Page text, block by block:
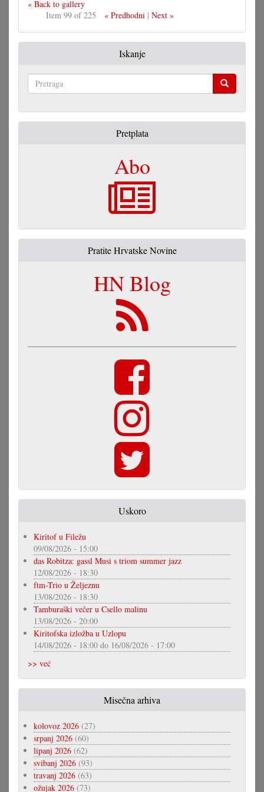
« Back to gallery
Item 99 of 225
« Predhodni| Next »
Iskanje
Pretplata
Abo
Pratite Hrvatske Novine
HN Blog
Uskoro
Kiritof u Filežu
09/08/2026 - 15:00
das Robitza: gassl Musi s triom summer jazz
12/08/2026 - 18:30
ftm-Trio u Željeznu
13/08/2026 - 18:30
Tamburaški večer u Csello malinu
13/08/2026 - 20:00
Kiritofska izložba u Uzlopu
14/08/2026 - 18:00 do 16/08/2026 - 17:00
>> već
Misečna arhiva
kolovoz 2026 (27)
srpanj 2026 (60)
lipanj 2026 (62)
svibanj 2026 (93)
travanj 2026 (63)
ožujak 2026 (73)